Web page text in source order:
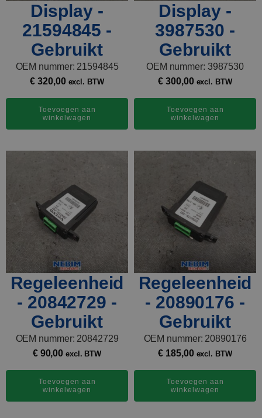
Display -
21594845 -
Gebruikt
OEM nummer: 21594845
€ 320,00 excl. BTW
Toevoegen aan
winkelwagen
Display -
3987530 -
Gebruikt
OEM nummer: 3987530
€ 300,00 excl. BTW
Toevoegen aan
winkelwagen
Regeleenheid
- 20842729 -
Gebruikt
OEM nummer: 20842729
€90,00 excl. BTW
Toevoegen aan
winkelwagen
Regeleenheid
- 20890176 -
Gebruikt
OEM nummer: 20890176
€ 185,00 excl. BTW
Toevoegen aan
winkelwagen